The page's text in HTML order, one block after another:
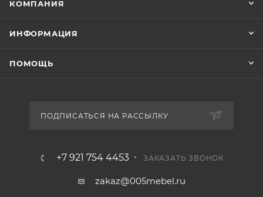
КОМПАНИЯ
ИНФОРМАЦИЯ
ПОМОЩЬ
ПОДПИСАТЬСЯ НА РАССЫЛКУ
+7 921 754 4453 ЗАКАЗАТЬ ЗВОНОК
zakaz@005mebel.ru